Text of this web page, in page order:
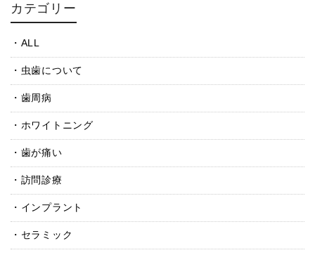
カテゴリー
ALL
虫歯について
歯周病
ホワイトニング
歯が痛い
訪問診療
インプラント
セラミック